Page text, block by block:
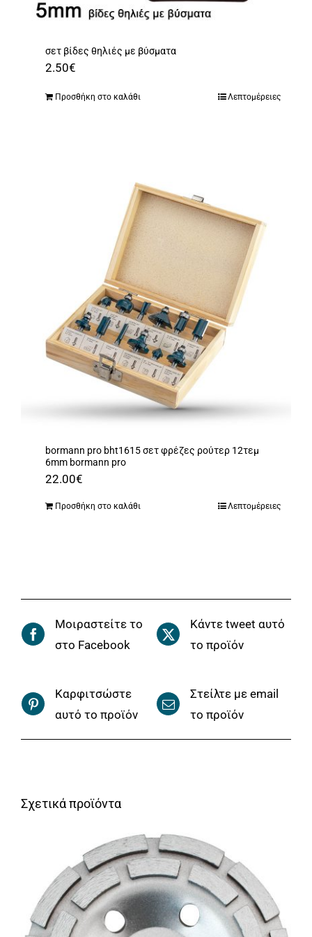
σετ βίδες θηλιές με βύσματα
2.50€
Προσθήκη στο καλάθι Λεπτομέρειες
bormann pro bht1615 σετ φρέζες ρούτερ 12τεμ
6mm bormann pro
22.00€
Προσθήκη στο καλάθι Λεπτομέρειες
Μοιραστείτε το
στο Facebook
Κάντε tweet αυτό
το προϊόν
Καρφιτσώστε
αυτό το προϊόν
Στείλτε με email
το προϊόν
Σχετικά προϊόντα